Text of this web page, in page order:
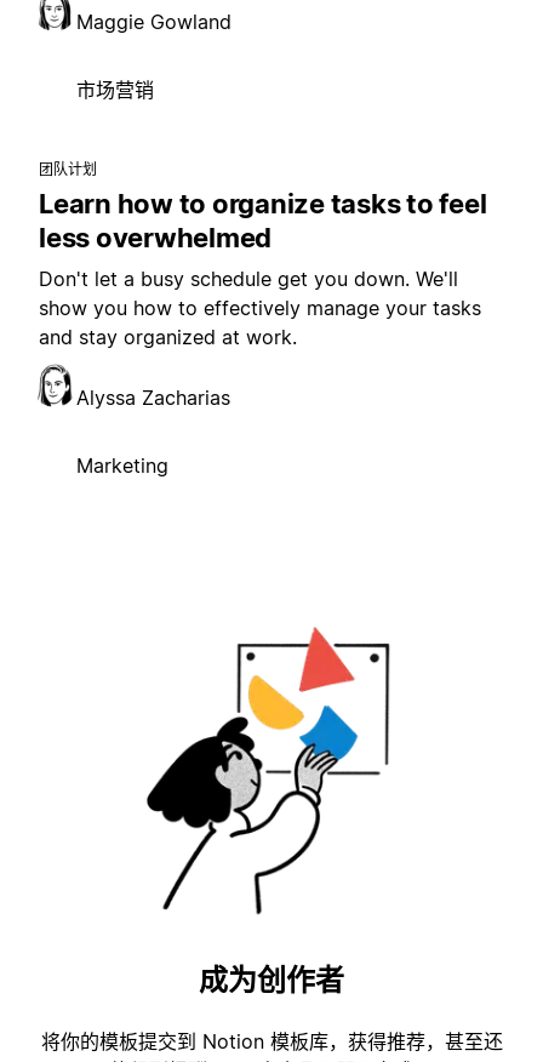
Maggie Gowland
市场营销
团队计划
Learn how to organize tasks to feel
less overwhelmed
Don't let a busy schedule get you down. We'll
show you how to effectively manage your tasks
and stay organized at work.
Alyssa Zacharias
Marketing
成为创作者
将你的模板提交到 Notion 模板库，获得推荐，甚至还